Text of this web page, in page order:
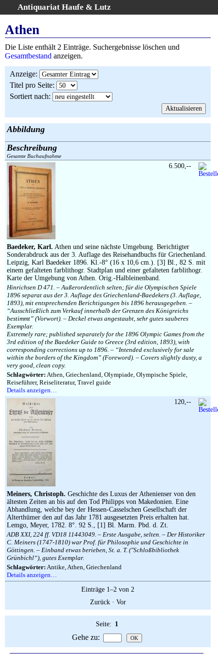
Antiquariat Haufe & Lutz
Home
Gesamtbestand
Kategorien
Schlagwörter
Suchergebnisse
AGB
Widerruf
Über uns
Aktuelle Kataloge
Kontakt
Ankauf
Links
Impressum
Athen
Die Liste enthält 2 Einträge. Suchergebnisse löschen und
Gesamtbestand anzeigen.
Anzeige:
Titel pro Seite:
Sortiert nach:
Abbildung
Beschreibung
Gesamte Buchaufnahme
Baedeker, Karl. Athen und seine nächste Umgebung. Berichtigter
Sonderabdruck aus der 3. Auflage des Reisehandbuchs für Griechenland.
Leipzig, Karl Baedeker 1896. Kl.-8° (16 x 10,6 cm.). [3] Bl., 82 S. mit
einem gefalteten farblithogr. Stadtplan und einer gefalteten farblithogr.
Karte der Umgebung von Athen. Orig.-Halbleinenband.
Hinrichsen D 471. – Außerordentlich selten; für die Olympischen Spiele
1896 separat aus der 3. Auflage des Griechenland-Baedekers (3. Auflage,
1893), mit entsprechenden Berichtigungen bis 1896 herausgegeben. –
“Ausschließlich zum Verkauf innerhalb der Grenzen des Königreichs
bestimmt” (Vorwort). – Deckel etwas angestaubt, sehr gutes sauberes
Exemplar.
Extremely rare; published separately for the 1896 Olympic Games from the
3rd edition of the Baedeker Guide to Greece (3rd edition, 1893), with
corresponding corrections up to 1896. – “Intended exclusively for sale
within the borders of the Kingdom” (Foreword). – Covers slightly dusty, a
very good, clean copy.
Schlagwörter: Athen, Griechenland, Olympiade, Olympische Spiele,
Reiseführer, Reiseliteratur, Travel guide
Details anzeigen…
6.500,--
Meiners, Christoph. Geschichte des Luxus der Athenienser von den
ältesten Zeiten an bis auf den Tod Philipps von Makedonien. Eine
Abhandlung, welche bey der Hessen-Casselschen Gesellschaft der
Alterthümer den auf das Jahr 1781 ausgesetzten Preis erhalten hat.
Lemgo, Meyer, 1782. 8°. 92 S., [1] Bl. Marm. Pbd. d. Zt.
ADB XXI, 224 ff. VD18 11443049. – Erste Ausgabe, selten. – Der Historiker
C. Meiners (1747-1810) war Prof. für Philosophie und Geschichte in
Göttingen. – Einband etwas berieben, St. a. T. (″Schloßbibliothek
Grünbichl“), gutes Exemplar.
Schlagwörter: Antike, Athen, Griechenland
Details anzeigen…
120,--
Einträge 1–2 von 2
Zurück· Vor
Seite: 1
Gehe zu: